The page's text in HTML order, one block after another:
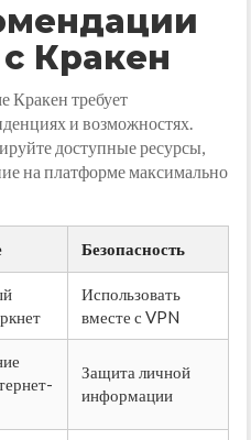
Кракен
Кракен требует
и возможностях.
доступные ресурсы,
на платформе максимально
Безопасность
Использовать
вместе с VPN
Защита личной
информации